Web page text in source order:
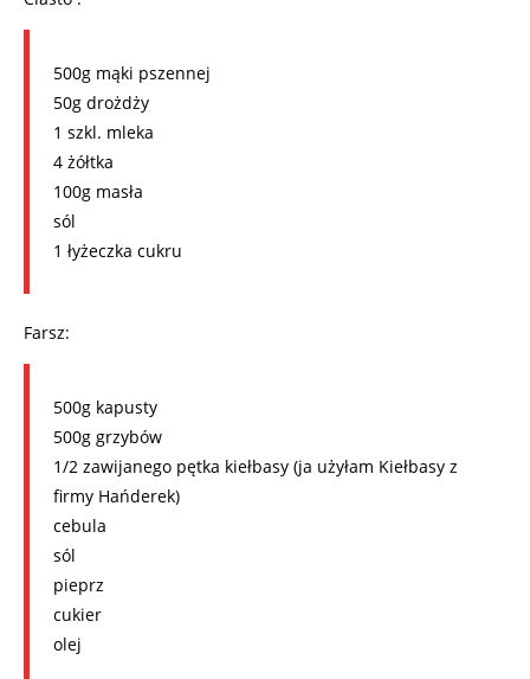
500g mąki pszennej
50g drożdży
1 szkl. mleka
4 żółtka
100g masła
sól
1 łyżeczka cukru
Farsz:
500g kapusty
500g grzybów
1/2 zawijanego pętka kiełbasy (ja użyłam Kiełbasy z
firmy Hańderek)
cebula
sól
pieprz
cukier
olej